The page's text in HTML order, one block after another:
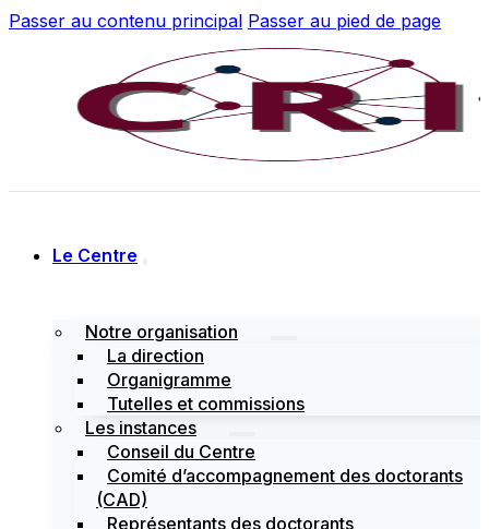
Passer au contenu principal Passer au pied de page
Le Centre
Notre organisation
La direction
Organigramme
Tutelles et commissions
Les instances
Conseil du Centre
Comité d’accompagnement des doctorants
(CAD)
Représentants des doctorants